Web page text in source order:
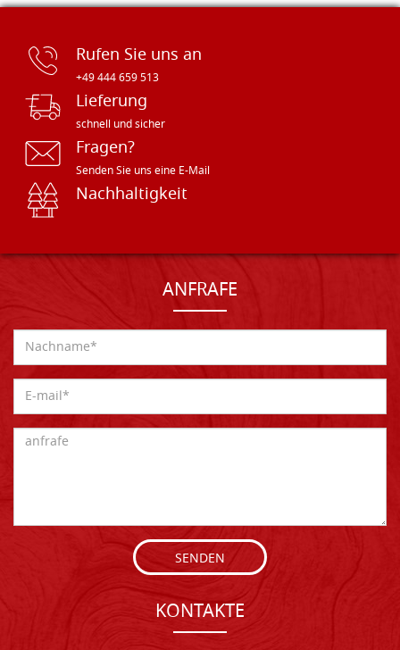
Rufen Sie uns an
+49 444 659 513
Lieferung
schnell und sicher
Fragen?
Senden Sie uns eine E-Mail
Nachhaltigkeit
ANFRAFE
SENDEN
KONTAKTE